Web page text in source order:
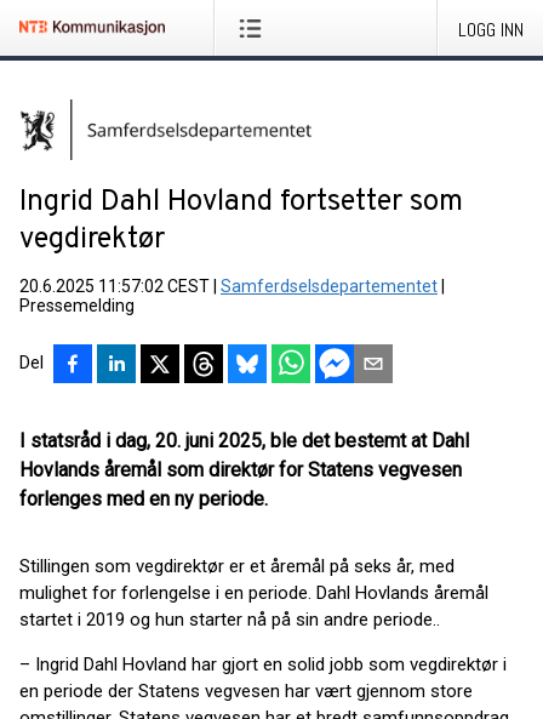
LOGG INN
Ingrid Dahl Hovland fortsetter som
vegdirektør
20.6.2025 11:57:02 CEST Samferdselsdepartementet
Pressemelding
Del
I statsråd i dag, 20. juni 2025, ble det bestemt at Dahl
Hovlands åremål som direktør for Statens vegvesen
forlenges med en ny periode.
Stillingen som vegdirektør er et åremål på seks år, med
mulighet for forlengelse i en periode. Dahl Hovlands åremål
startet i 2019 og hun starter nå på sin andre periode..
– Ingrid Dahl Hovland har gjort en solid jobb som vegdirektør i
en periode der Statens vegvesen har vært gjennom store